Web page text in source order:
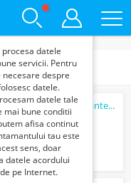
Lanseta cu arc pescuit cu mecanism autointepare inox 2.7m
aceste
pe site-ul
datele
servicii. Pentru
despre
datele.
datele tale
mai bune conditii
afisa continut
tau este
sens, doar
datele acordului
pe Internet.